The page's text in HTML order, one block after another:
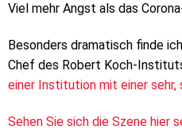
Viel mehr Angst als das
Besonders dramatisch finde
Chef des Robert Koch-
einer Institution mit einer
Sehen Sie sich die Szene hier